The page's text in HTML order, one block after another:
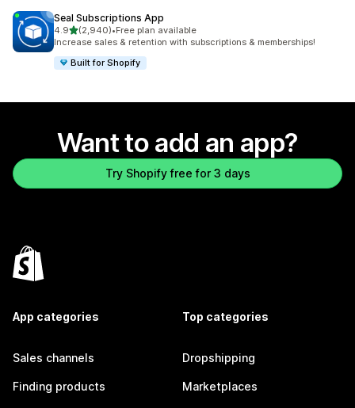
Seal Subscriptions App
4.9out of 5 stars
(2,940)
2940 total reviews
•Free plan available
Increase sales & retention with subscriptions & memberships!
Built for Shopify
Want to add an app?
Try Shopify free for 3 days
App categories
Sales channels
Finding products
Top categories
Dropshipping
Marketplaces